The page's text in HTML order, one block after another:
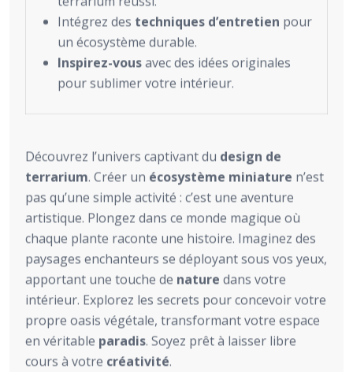
Intégrez des techniques d’entretien pour
un écosystème durable.
Inspirez-vousavec des idées originales
pour sublimer votre intérieur.
Découvrez l’univers captivant du design de
terrarium. Créer un écosystème miniature n’est
pas qu’une simple activité : c’est une aventure
artistique. Plongez dans ce monde magique où
chaque plante raconte une histoire. Imaginez des
paysages enchanteurs se déployant sous vos yeux,
apportant une touche de nature dans votre
intérieur. Explorez les secrets pour concevoir votre
propre oasis végétale, transformant votre espace
en véritable paradis. Soyez prêt à laisser libre
cours à votre créativité.